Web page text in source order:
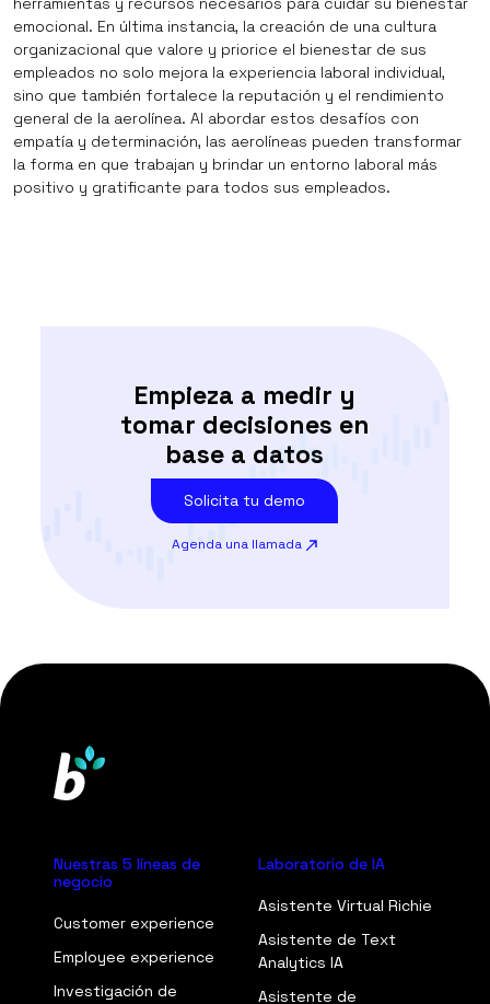
emocional. En última instancia, la creación de una cultura
organizacional que valore y priorice el bienestar de sus
empleados no solo mejora la experiencia laboral individual,
sino que también fortalece la reputación y el rendimiento
general de la aerolínea. Al abordar estos desafíos con
empatía y determinación, las aerolíneas pueden transformar
la forma en que trabajan y brindar un entorno laboral más
positivo y gratificante para todos sus empleados.
Empieza a medir y
tomar decisiones en
base a datos
Solicita tu demo
Agenda una llamada
Nuestras 5 líneas de
negocio
Customer experience
Employee experience
Investigación de
Laboratorio de IA
Asistente Virtual Richie
Asistente de Text
Analytics IA
Asistente de